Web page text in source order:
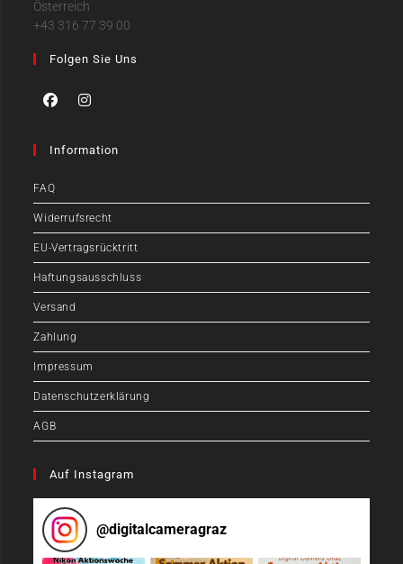
Österreich
+43 316 77 39 00
Folgen Sie Uns
Information
FAQ
Widerrufsrecht
EU-Vertragsrücktritt
Haftungsausschluss
Versand
Zahlung
Impressum
Datenschutzerklärung
AGB
Auf Instagram
@digitalcameragraz